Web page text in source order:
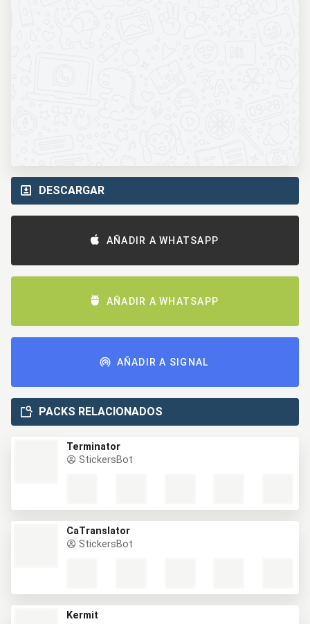
DESCARGAR
AÑADIR A WHATSAPP
AÑADIR A WHATSAPP
AÑADIR A SIGNAL
PACKS RELACIONADOS
Terminator
StickersBot
CaTranslator
StickersBot
Kermit